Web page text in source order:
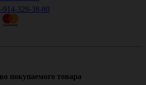
914-329-38-80
покупаемого товара